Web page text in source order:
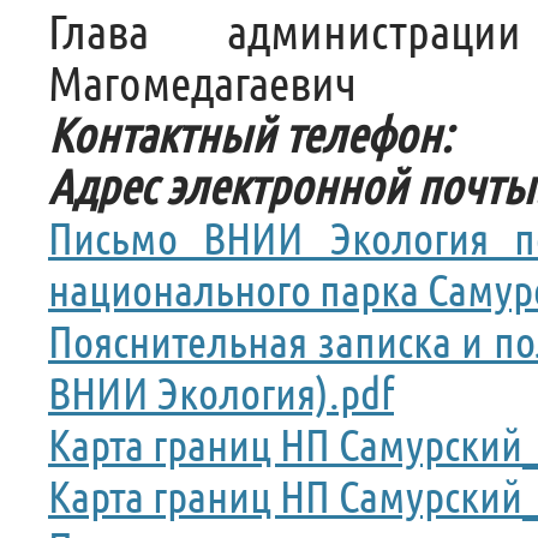
Глава
Магомедагаевич
Контактный телефон:
Адрес электронной
Письмо ВНИИ Экология
национального парка
Пояснительная записка и
ВНИИ Экология).pdf
Карта границ НП
Карта границ НП